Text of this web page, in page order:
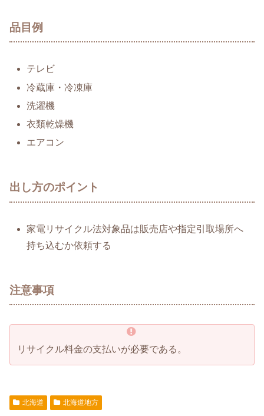
品目例
テレビ
冷蔵庫・冷凍庫
洗濯機
衣類乾燥機
エアコン
出し方のポイント
家電リサイクル法対象品は販売店や指定引取場所へ
持ち込むか依頼する
注意事項
リサイクル料金の支払いが必要である。
北海道 北海道地方